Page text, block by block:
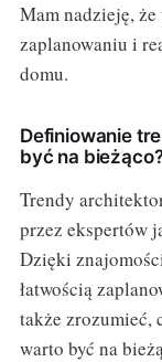
Mam nadzieję,
zaplanowaniu i
domu.
Definiowanie
być na
Trendy
przez ekspertów
Dzięki
łatwością
także zrozumieć,
warto być na